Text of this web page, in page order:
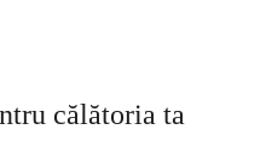
călătoria ta